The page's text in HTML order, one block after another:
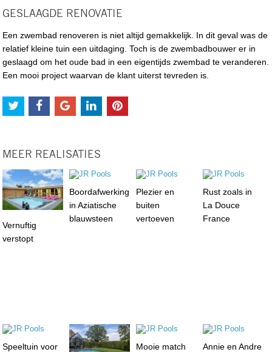
GESLAAGDE RENOVATIE
Een zwembad renoveren is niet altijd gemakkelijk. In dit geval was de
relatief kleine tuin een uitdaging. Toch is de zwembadbouwer er in
geslaagd om het oude bad in een eigentijds zwembad te veranderen.
Een mooi project waarvan de klant uiterst tevreden is.
MEER REALISATIES
Vernuftig
verstopt
Boordafwerking
in Aziatische
blauwsteen
Plezier en
buiten
vertoeven
Rust zoals in
La Douce
France
Speeltuin voor
Mooie match
Annie en Andre